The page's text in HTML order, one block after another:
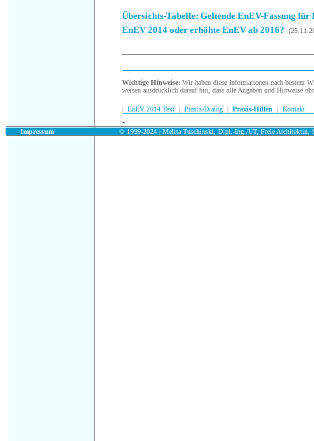
Übersichts-Tabelle: Geltende EnEV-Fassung
EnEV 2014 oder erhöhte EnEV ab 2016?
Wichtige Hinweise: Wir haben diese Informationen nach bestem
weisen ausdrücklich darauf hin, dass alle Angaben und Hinweise
| EnEV 2014 Text | Praxis-Dialog | Praxis-Hilfen | Kontakt
.
Impressum © 1999-2024 | Melita Tuschinski, Dipl.-Ing./UT, Freie Architektin,